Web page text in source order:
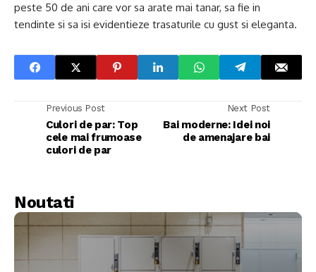
peste 50 de ani care vor sa arate mai tanar, sa fie in
tendinte si sa isi evidentieze trasaturile cu gust si eleganta.
Previous Post
Culori de par: Top
cele mai frumoase
culori de par
Next Post
Bai moderne: Idei noi
de amenajare bai
Noutati